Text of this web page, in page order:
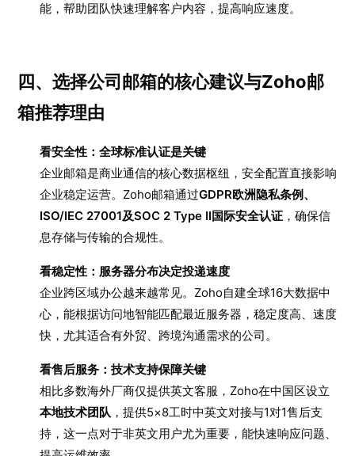
能，帮助团队快速理解客户内容，提高响应速度。
四、选择公司邮箱的核心建议与Zoho邮
箱推荐理由
看安全性：全球标准认证是关键
企业邮箱是商业通信的核心数据枢纽，安全配置直接影响
企业稳定运营。Zoho邮箱通过GDPR欧洲隐私条例、
ISO/IEC 27001及SOC 2 Type II国际安全认证 ，确保信
息存储与传输的合规性。
看稳定性：服务器分布决定投递速度
企业跨区域办公越来越常见。Zoho自建全球16大数据中
心，能根据访问地智能匹配最近服务器，稳定度高、速度
快，尤其适合有外贸、跨境沟通需求的公司。
看售后服务：技术支持保障关键
相比多数海外厂商仅提供英文客服，Zoho在中国区设立
本地技术团队 ，提供5×8工时中英文对接与1对1售后支
持，这一点对于非英文用户尤为重要，能快速响应问题、